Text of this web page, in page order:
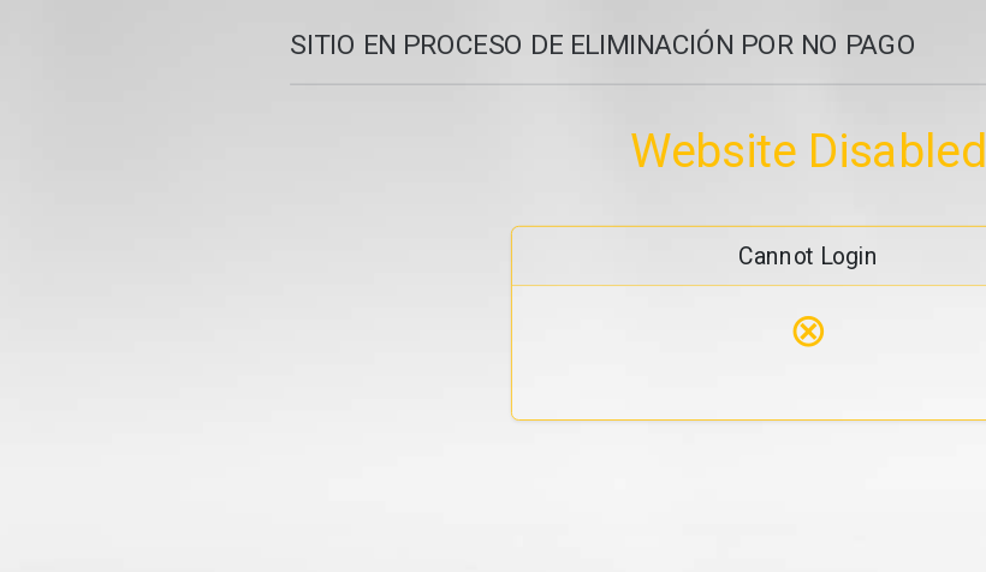
SITIO EN PROCESO DE ELIMINACIÓN POR NO PAGO
Website Disabled
Cannot Login
⊗